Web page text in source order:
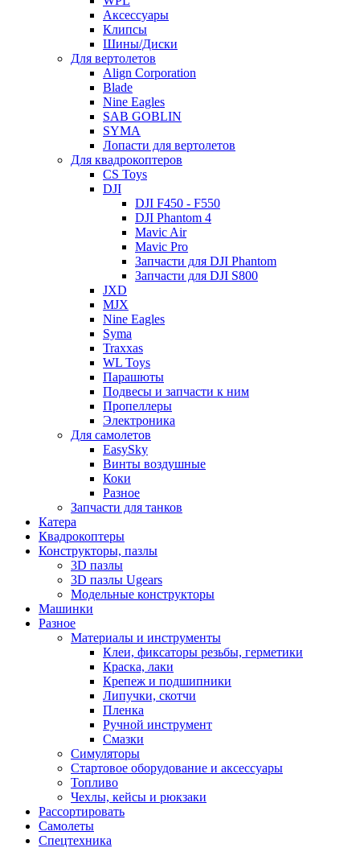
Аксессуары
Клипсы
Шины/Диски
Для вертолетов
Align Corporation
Blade
Nine Eagles
SAB GOBLIN
SYMA
Лопасти для вертолетов
Для квадрокоптеров
CS Toys
DJI
DJI F450 - F550
DJI Phantom 4
Mavic Air
Mavic Pro
Запчасти для DJI Phantom
Запчасти для DJI S800
JXD
MJX
Nine Eagles
Syma
Traxxas
WL Toys
Парашюты
Подвесы и запчасти к ним
Пропеллеры
Электроника
Для самолетов
EasySky
Винты воздушные
Коки
Разное
Запчасти для танков
Катера
Квадрокоптеры
Конструкторы, пазлы
3D пазлы
3D пазлы Ugears
Модельные конструкторы
Машинки
Разное
Материалы и инструменты
Клеи, фиксаторы резьбы, герметики
Краска, лаки
Крепеж и подшипники
Липучки, скотчи
Пленка
Ручной инструмент
Смазки
Симуляторы
Стартовое оборудование и аксессуары
Топливо
Чехлы, кейсы и рюкзаки
Рассортировать
Самолеты
Спецтехника